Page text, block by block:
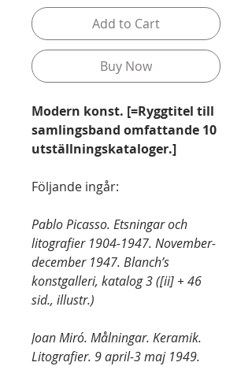
Add to Cart
Buy Now
Modern konst. [=Ryggtitel till
samlingsband omfattande 10
utställningskataloger.]
Följande ingår:
Pablo Picasso. Etsningar och
litografier 1904-1947. November-
december 1947. Blanch’s
konstgalleri, katalog 3 ([ii] + 46
sid., illustr.)
Joan Miró. Målningar. Keramik.
Litografier. 9 april-3 maj 1949.